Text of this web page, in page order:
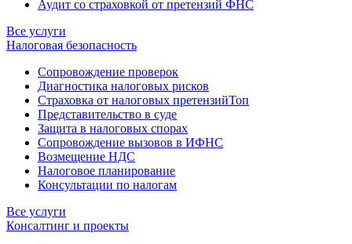
Аудит со страховкой от претензий ФНС
Все услуги
Налоговая безопасность
Сопровождение проверок
Диагностика налоговых рисков
Страховка от налоговых претензийТоп
Представительство в суде
Защита в налоговых спорах
Сопровождение вызовов в ИФНС
Возмещение НДС
Налоговое планирование
Консультации по налогам
Все услуги
Консалтинг и проекты